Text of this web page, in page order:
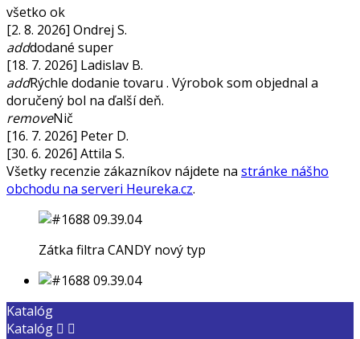
všetko ok
[2. 8. 2026] Ondrej S.
adddodané super
[18. 7. 2026] Ladislav B.
addRýchle dodanie tovaru . Výrobok som objednal a
doručený bol na ďalší deň.
removeNič
[16. 7. 2026] Peter D.
[30. 6. 2026] Attila S.
Všetky recenzie zákazníkov nájdete na stránke nášho
obchodu na serveri Heureka.cz.
Zátka filtra CANDY nový typ
Katalóg
Katalóg  